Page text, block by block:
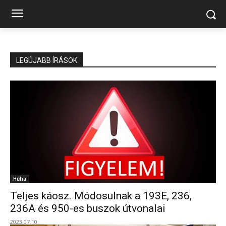
LEGÚJABB ÍRÁSOK
Hűha
Teljes káosz. Módosulnak a 193E, 236,
236A és 950-es buszok útvonalai
2023.07.10.